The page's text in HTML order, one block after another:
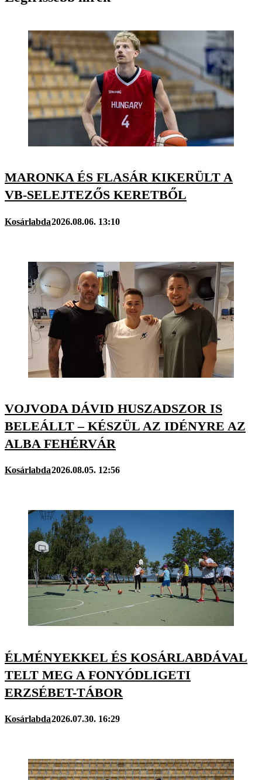
MARONKA ÉS FLASÁR KIKERÜLT A
VB-SELEJTEZŐS KERETBŐL
Kosárlabda2026.08.06. 13:10
VOJVODA DÁVID HUSZADSZOR IS
BELEÁLLT – KÉSZÜL AZ IDÉNYRE AZ
ALBA FEHÉRVÁR
Kosárlabda2026.08.05. 12:56
ÉLMÉNYEKKEL ÉS KOSÁRLABDÁVAL
TELT MEG A FONYÓDLIGETI
ERZSÉBET-TÁBOR
Kosárlabda2026.07.30. 16:29